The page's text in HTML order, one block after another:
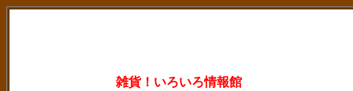
雑貨！いろいろ情報館